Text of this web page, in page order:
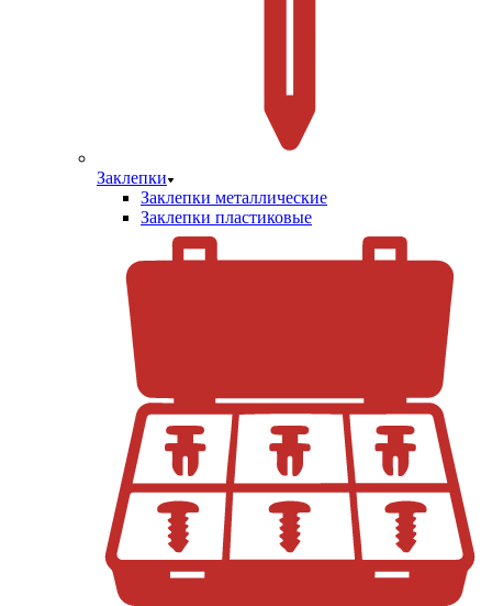
Заклепки
Заклепки металлические
Заклепки пластиковые